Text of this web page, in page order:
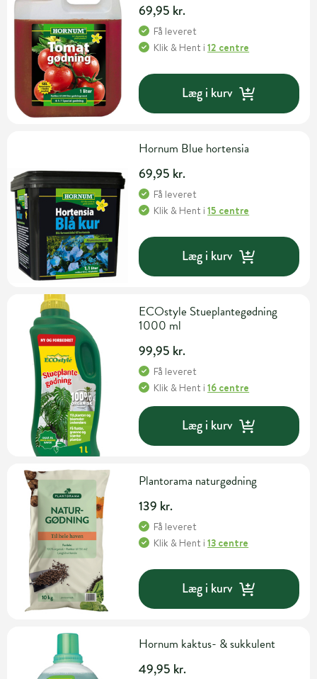
69,95 kr.
Få leveret
Klik & Hent i12 centre
Læg i kurv
Hornum Blue hortensia
69,95 kr.
Få leveret
Klik & Hent i15 centre
Læg i kurv
ECOstyle Stueplantegødning
1000 ml
99,95 kr.
Få leveret
Klik & Hent i16 centre
Læg i kurv
Plantorama naturgødning
139 kr.
Få leveret
Klik & Hent i13 centre
Læg i kurv
Hornum kaktus- & sukkulent
49,95 kr.